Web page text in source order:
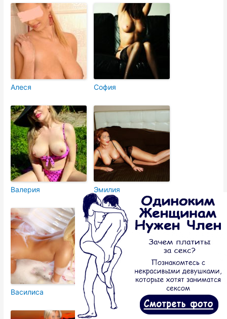
Алеся София
Валерия Эмилия
Василиса Владислава